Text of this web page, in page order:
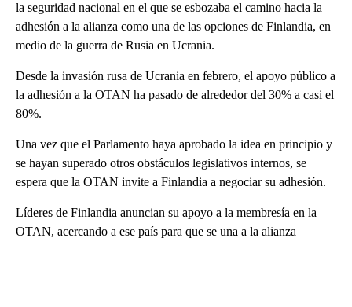
la seguridad nacional en el que se esbozaba el camino hacia la
adhesión a la alianza como una de las opciones de Finlandia, en
medio de la guerra de Rusia en Ucrania.
Desde la invasión rusa de Ucrania en febrero, el apoyo público a
la adhesión a la OTAN ha pasado de alrededor del 30% a casi el
80%.
Una vez que el Parlamento haya aprobado la idea en principio y
se hayan superado otros obstáculos legislativos internos, se
espera que la OTAN invite a Finlandia a negociar su adhesión.
Líderes de Finlandia anuncian su apoyo a la membresía en la
OTAN, acercando a ese país para que se una a la alianza